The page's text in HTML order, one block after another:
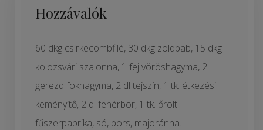
Hozzávalók
60 dkg csirkecombfilé, 30 dkg zöldbab, 15 dkg
kolozsvári szalonna, 1 fej vöröshagyma, 2
gerezd fokhagyma, 2 dl tejszín, 1 tk. étkezési
keményítő, 2 dl fehérbor, 1 tk. őrölt
fűszerpaprika, só, bors, majoránna.